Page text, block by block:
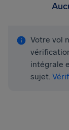
Votre vol
intégrale
sujet.